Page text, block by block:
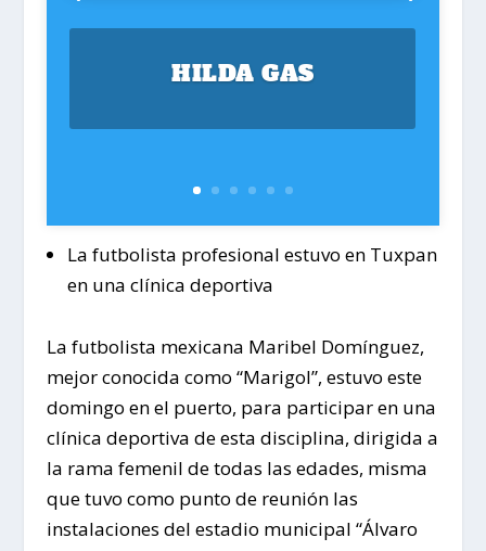
HILDA GAS
La futbolista profesional estuvo en Tuxpan
en una clínica deportiva
La futbolista mexicana Maribel Domínguez,
mejor conocida como “Marigol”, estuvo este
domingo en el puerto, para participar en una
clínica deportiva de esta disciplina, dirigida a
la rama femenil de todas las edades, misma
que tuvo como punto de reunión las
instalaciones del estadio municipal “Álvaro